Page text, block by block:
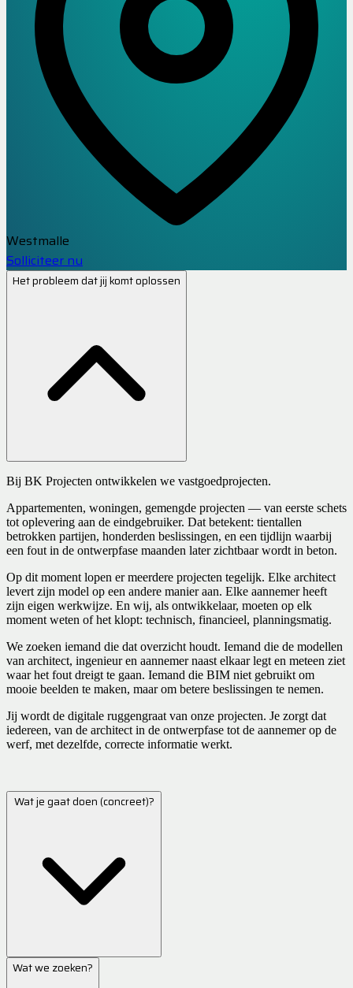
Westmalle
Solliciteer nu
Het probleem dat jij komt oplossen
Bij BK Projecten ontwikkelen we vastgoedprojecten.
Appartementen, woningen, gemengde projecten — van eerste schets
tot oplevering aan de eindgebruiker. Dat betekent: tientallen
betrokken partijen, honderden beslissingen, en een tijdlijn waarbij
een fout in de ontwerpfase maanden later zichtbaar wordt in beton.
Op dit moment lopen er meerdere projecten tegelijk. Elke architect
levert zijn model op een andere manier aan. Elke aannemer heeft
zijn eigen werkwijze. En wij, als ontwikkelaar, moeten op elk
moment weten of het klopt: technisch, financieel, planningsmatig.
We zoeken iemand die dat overzicht houdt. Iemand die de modellen
van architect, ingenieur en aannemer naast elkaar legt en meteen ziet
waar het fout dreigt te gaan. Iemand die BIM niet gebruikt om
mooie beelden te maken, maar om betere beslissingen te nemen.
Jij wordt de digitale ruggengraat van onze projecten. Je zorgt dat
iedereen, van de architect in de ontwerpfase tot de aannemer op de
werf, met dezelfde, correcte informatie werkt.
Wat we zoeken?